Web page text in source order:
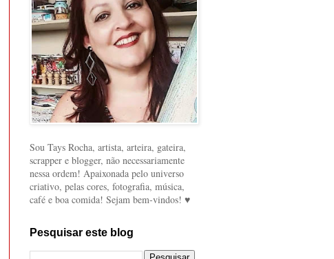
Sou Tays Rocha, artista, arteira, gateira,
scrapper e blogger, não necessariamente
nessa ordem! Apaixonada pelo universo
criativo, pelas cores, fotografia, música,
café e boa comida! Sejam bem-vindos! ♥
Pesquisar este blog